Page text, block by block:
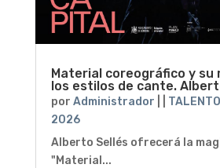
Material coreográfico y su
los estilos de cante.
por Administrador
2026
Alberto Sellés ofrecerá la
"Material...